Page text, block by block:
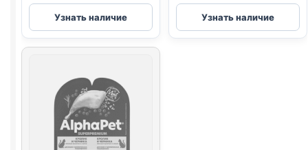
Blitz
(СТЕРИЛ.,
КРОЛИК,
Узнать наличие
Blitz
(СТЕРИЛ.,
УТКА,
Узнать наличие